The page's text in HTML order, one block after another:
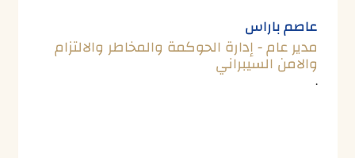
عاصم باراس
مدير عام - إدارة الحوكمة والمخاطر والالتزام
والامن السيبراني
.